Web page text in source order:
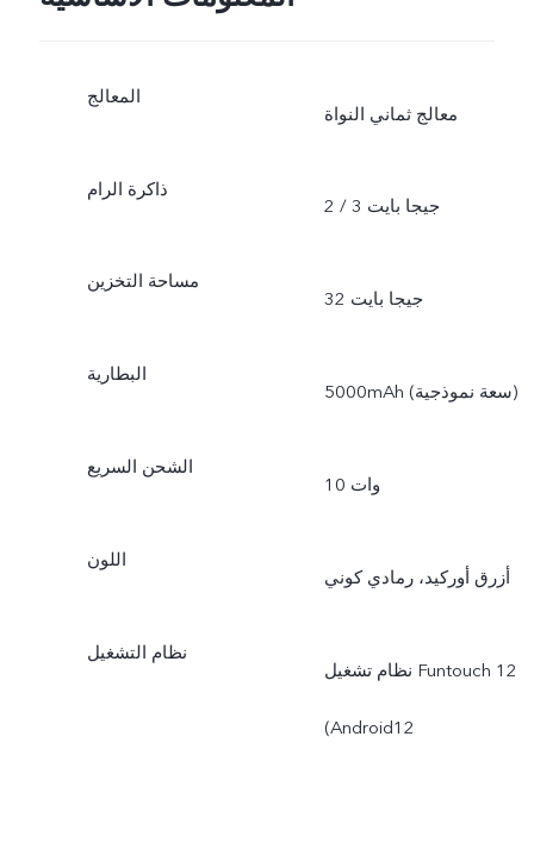
المعالج
معالج ثماني النواة
ذاكرة الرام
2 / 3 جيجا بايت
مساحة التخزين
32 جيجا بايت
البطارية
5000mAh (سعة نموذجية)
الشحن السريع
10 وات
اللون
أزرق أوركيد، رمادي كوني
نظام التشغيل
نظام تشغيل ‎Funtouch 12‏